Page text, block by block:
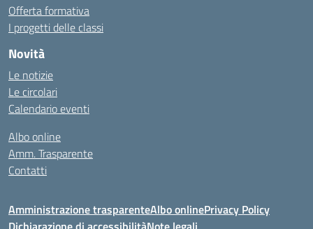
Offerta formativa
I progetti delle classi
Novità
Le notizie
Le circolari
Calendario eventi
Albo online
Amm. Trasparente
Contatti
Amministrazione trasparenteAlbo onlinePrivacy Policy